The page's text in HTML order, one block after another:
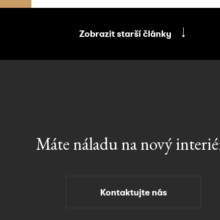
Zobrazit starší články
Mátenáladunanový
Kontaktujte nás